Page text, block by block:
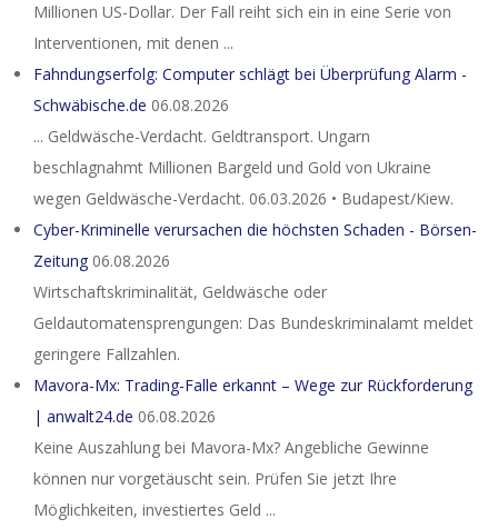
Millionen US-Dollar. Der Fall reiht sich ein in eine Serie von
Interventionen, mit denen ...
Fahndungserfolg: Computer schlägt bei Überprüfung Alarm -
Schwäbische.de 06.08.2026
... Geldwäsche-Verdacht. Geldtransport. Ungarn
beschlagnahmt Millionen Bargeld und Gold von Ukraine
wegen Geldwäsche-Verdacht. 06.03.2026 • Budapest/Kiew.
Cyber-Kriminelle verursachen die höchsten Schaden - Börsen-
Zeitung 06.08.2026
Wirtschaftskriminalität, Geldwäsche oder
Geldautomatensprengungen: Das Bundeskriminalamt meldet
geringere Fallzahlen.
Mavora-Mx: Trading-Falle erkannt – Wege zur Rückforderung
| anwalt24.de 06.08.2026
Keine Auszahlung bei Mavora-Mx? Angebliche Gewinne
können nur vorgetäuscht sein. Prüfen Sie jetzt Ihre
Möglichkeiten, investiertes Geld ...